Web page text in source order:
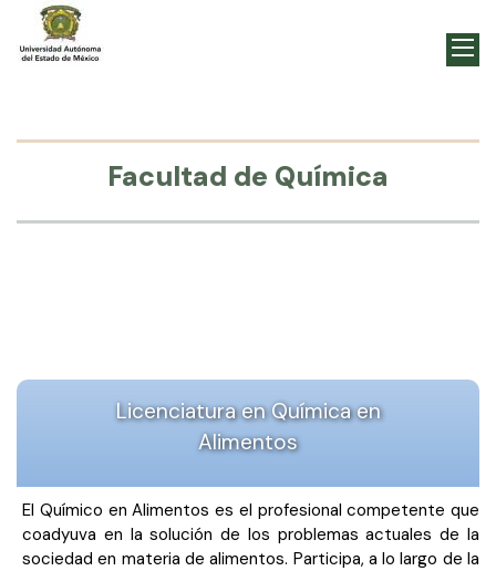
Facultad de Química
Licenciatura en Química en
Alimentos
El Químico en Alimentos es el profesional competente que
coadyuva en la solución de los problemas actuales de la
sociedad en materia de alimentos. Participa, a lo largo de la